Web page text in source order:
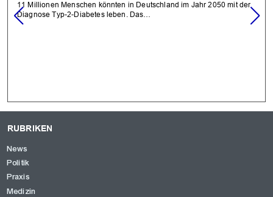
11 Millionen Menschen könnten in Deutschland im Jahr 2050 mit der
Diagnose Typ-2-Diabetes leben. Das…
RUBRIKEN
News
Politik
Praxis
Medizin